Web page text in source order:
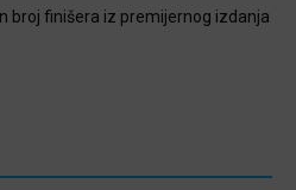
broj finišera iz premijernog izdanja